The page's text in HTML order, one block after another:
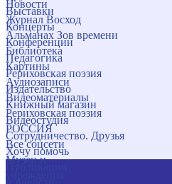
Новости
Журнал Восход
Альманах Зов времени
Библиотека
Картины
Аудиозаписи
Видеоматериалы
Рериховская поэзия
РОССИЯ
Все соцсети
Музеи и
Выставки
Концерты
Конференции
Педагогика
Рериховская поэзия
Издательство
Книжный магазин
Видеостудия
Сотрудничество. Друзья
Хочу помочь